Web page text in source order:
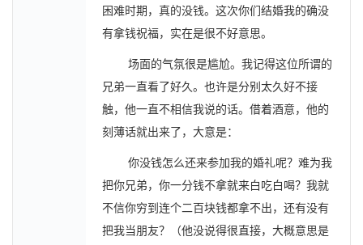
困难时期，真的没钱。这次你们结婚我的确没
有拿钱祝福，实在是很不好意思。
场面的气氛很是尴尬。我记得这位所谓的
兄弟一直看了好久。也许是分别太久好不接
触，他一直不相信我说的话。借着酒意，他的
刻薄话就出来了，大意是：
你没钱怎么还来参加我的婚礼呢？难为我
把你兄弟，你一分钱不拿就来白吃白喝？我就
不信你穷到连个二百块钱都拿不出，还有没有
把我当朋友？（他没说得很直接，大概意思是